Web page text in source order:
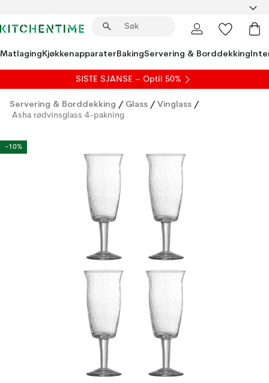
MatlagingKjøkkenapparaterBakingServering & Borddekking
SISTE SJANSE – Optil 50%
Servering & Borddekking / Glass / Vinglass /
Asha rødvinsglass 4-pakning
-10%